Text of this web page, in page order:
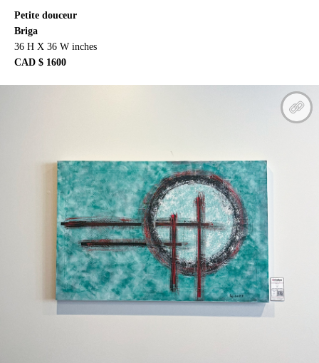
Petite douceur
Briga
36 H X 36 W inches
CAD $ 1600